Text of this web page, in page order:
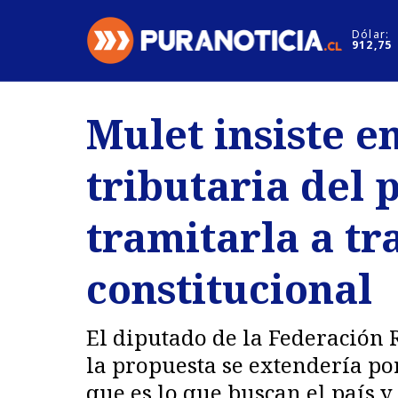
Dólar:
912,75
Regiones
Deportes Motores
Mulet insiste
tributaria del
tramitarla a
constitucional
El diputado de la Federación
la propuesta se extendería
que es lo que buscan el país